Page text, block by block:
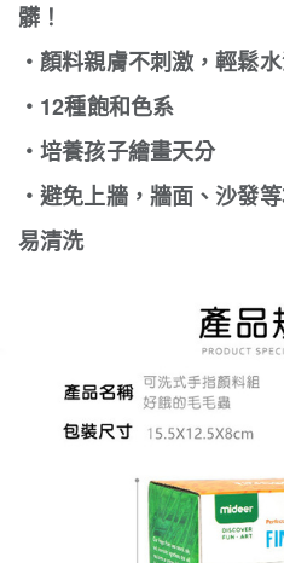
髒！
‧顏料親膚不刺激，輕鬆
‧12種飽和色系
‧培養孩子繪畫天分
‧避免上牆，牆面、沙發
易清洗